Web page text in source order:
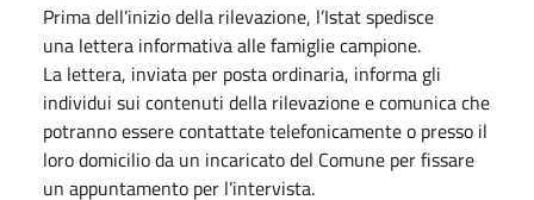
Prima dell’inizio della rilevazione, l’Istat spedisce
una lettera informativa alle famiglie campione.
La lettera, inviata per posta ordinaria, informa gli
individui sui contenuti della rilevazione e comunica che
potranno essere contattate telefonicamente o presso il
loro domicilio da un incaricato del Comune per fissare
un appuntamento per l’intervista.